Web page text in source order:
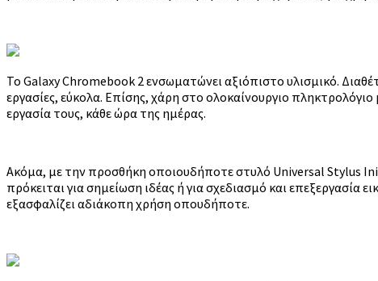
Το Galaxy Chromebook 2 ενσωματώνει αξιόπιστο υλισμικό.
εργασίες, εύκολα. Επίσης, χάρη στο ολοκαίνουργιο
εργασία τους, κάθε ώρα της ημέρας.
Ακόμα, με την προσθήκη οποιουδήποτε στυλό Universal Stylus
πρόκειται για σημείωση ιδέας ή για σχεδιασμό και
εξασφαλίζει αδιάκοπη χρήση οπουδήποτε.